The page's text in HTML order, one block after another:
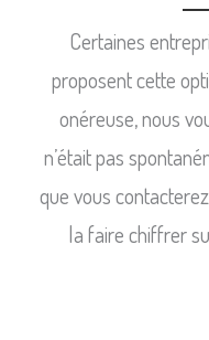
Certaines
proposent cette
onéreuse, nous
n’était pas
que vous
la faire chiffrer